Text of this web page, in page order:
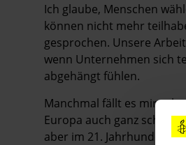
Ich glaube, Menschen
können nicht mehr
gesprochen. Unsere
wenn Unternehmen sich
abgehängt fühlen.
Manchmal fällt es mir
Europa auch ganz schön
aber im 21. Jahrhundert